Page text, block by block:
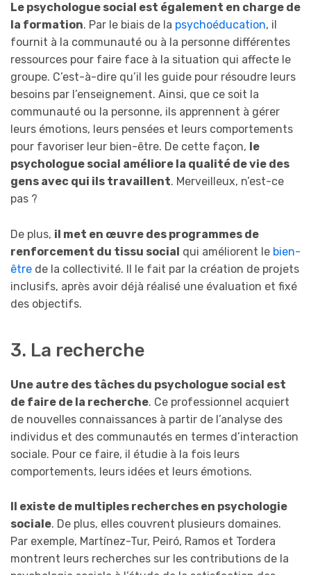
Le psychologue social est également en charge de
la formation. Par le biais de la psychoéducation, il
fournit à la communauté ou à la personne différentes
ressources pour faire face à la situation qui affecte le
groupe. C’est-à-dire qu’il les guide pour résoudre leurs
besoins par l’enseignement. Ainsi, que ce soit la
communauté ou la personne, ils apprennent à gérer
leurs émotions, leurs pensées et leurs comportements
pour favoriser leur bien-être. De cette façon, le
psychologue social améliore la qualité de vie des
gens avec qui ils travaillent. Merveilleux, n’est-ce
pas ?
De plus, il met en œuvre des programmes de
renforcement du tissu social qui améliorent le bien-
être de la collectivité. Il le fait par la création de projets
inclusifs, après avoir déjà réalisé une évaluation et fixé
des objectifs.
3. La recherche
Une autre des tâches du psychologue social est
de faire de la recherche. Ce professionnel acquiert
de nouvelles connaissances à partir de l’analyse des
individus et des communautés en termes d’interaction
sociale. Pour ce faire, il étudie à la fois leurs
comportements, leurs idées et leurs émotions.
Il existe de multiples recherches en psychologie
sociale. De plus, elles couvrent plusieurs domaines.
Par exemple, Martínez-Tur, Peiró, Ramos et Tordera
montrent leurs recherches sur les contributions de la